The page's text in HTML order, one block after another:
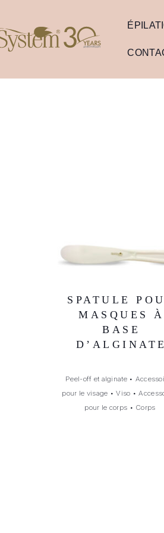
SPATULE
MASQUES À
BASE
D’ALGINATE
Peel-off et alginate•
pour le visage •Viso •
pour le corps • Corps